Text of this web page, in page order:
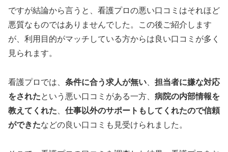
ですが結論から言うと、看護プロの悪い口コミはそれほど
悪質なものではありませんでした。この後ご紹介します
が、利用目的がマッチしている方からは良い口コミが多く
見られます。
看護プロでは、 条件に合う求人が無い
担当者に嫌な対応
をされたという悪い口コミがある一方、 病院の内部情報を
教えてくれた
仕事以外のサポートもしてくれたので信頼
ができたなどの良い口コミも見受けられました。